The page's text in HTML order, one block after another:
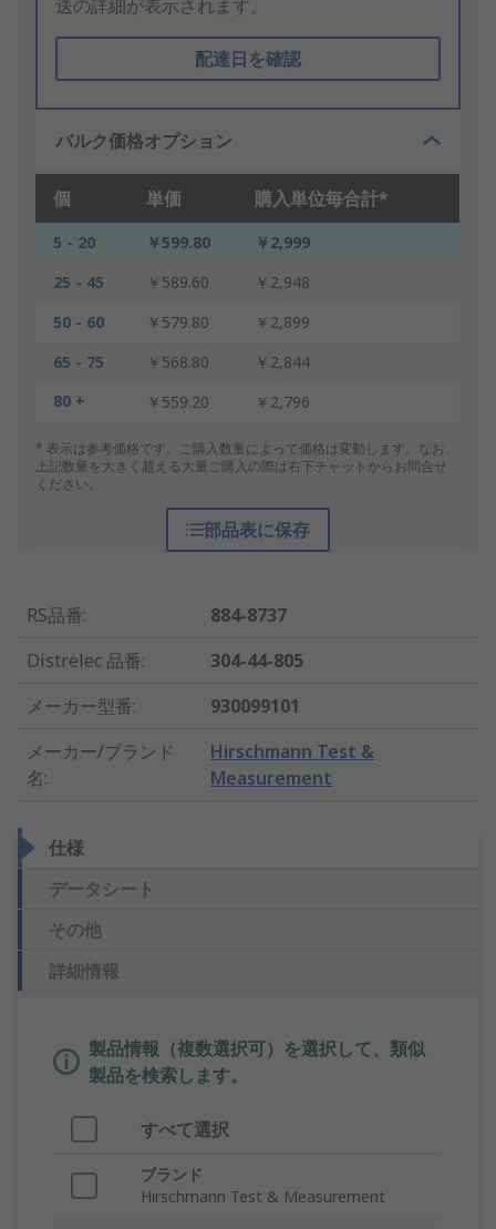
送の詳細が表示されます。
配達日を確認
バルク価格オプション
個 単価 購入単位毎合計*
5 - 20 ￥599.80
￥2,999
25 - 45
￥589.60
￥2,948
50 - 60
￥579.80
￥2,899
65 - 75
￥568.80
￥2,844
80 +
￥559.20 ￥2,796
* 表示は参考価格です。ご購入数量によって価格は変動します。なお、
上記数量を大きく超える大量ご購入の際は右下チャットからお問合せ
ください。
部品表に保存
RS品番:
884-8737
Distrelec 品番:
304-44-805
メーカー型番:
930099101
メーカー/ブランド
名:
Hirschmann Test &
Measurement
仕様
データシート
その他
詳細情報
製品情報（複数選択可）を選択して、類似
製品を検索します。
すべて選択
ブランド
Hirschmann Test & Measurement